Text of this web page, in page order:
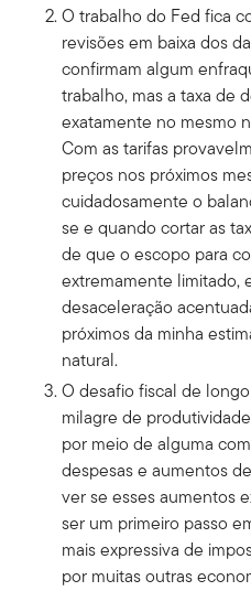
O trabalho do Fed fica
revisões em baixa dos
confirmam algum
trabalho, mas a taxa de
exatamente no mesmo
Com as tarifas
preços nos próximos
cuidadosamente o
se e quando cortar as
de que o escopo para
extremamente limitado,
desaceleração
próximos da minha
natural.
O desafio fiscal de
milagre de
por meio de alguma
despesas e aumentos
ver se esses aumentos
ser um primeiro passo
mais expressiva de
por muitas outras